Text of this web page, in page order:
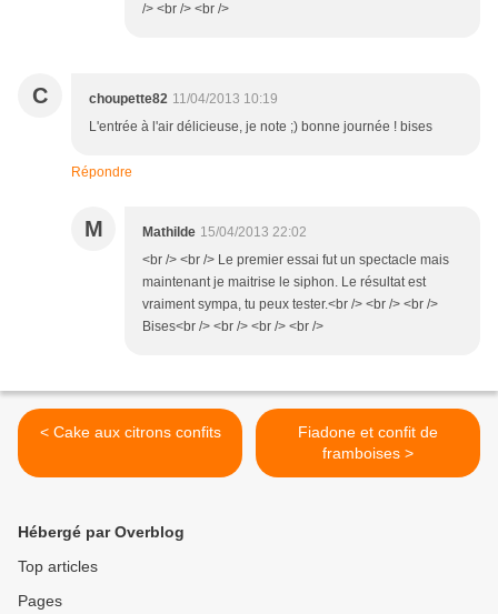
/> <br /> <br />
C choupette82 11/04/2013 10:19
L'entrée à l'air délicieuse, je note ;) bonne journée ! bises
Répondre
M Mathilde 15/04/2013 22:02
<br /> <br /> Le premier essai fut un spectacle mais
maintenant je maitrise le siphon. Le résultat est
vraiment sympa, tu peux tester.<br /> <br /> <br />
Bises<br /> <br /> <br /> <br />
< Cake aux citrons confits
Fiadone et confit de
framboises >
Hébergé par Overblog
Top articles
Pages